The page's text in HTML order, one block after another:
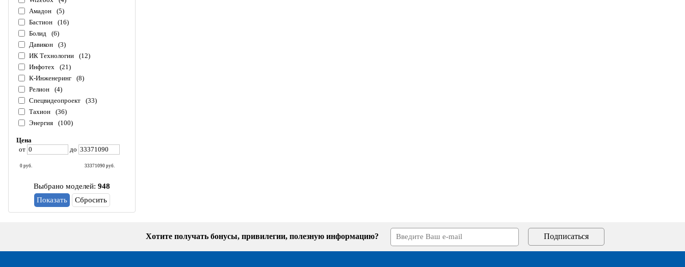
Амадон
(5)
Бастион
(16)
Болид
(6)
Давикон
(3)
ИК Технологии
(12)
Инфотех
(21)
К-Инженеринг
(8)
Релион
(4)
Спецвидеопроект
(33)
Тахион
(36)
Энергия
(100)
Цена
от
до
0 руб. 33371090 руб.
Выбрано моделей: 948
Сбросить
Хотите получать бонусы, привилегии, полезную информацию?